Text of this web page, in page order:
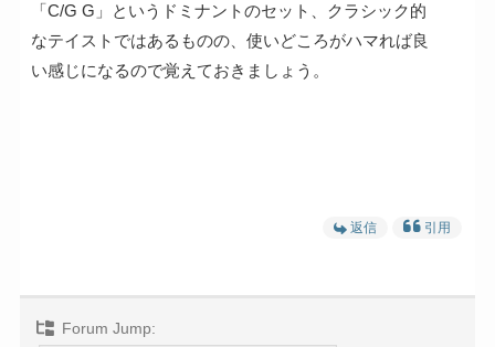
「C/G G」というドミナントのセット、クラシック的
なテイストではあるものの、使いどころがハマれば良
い感じになるので覚えておきましょう。
返信 引用
Forum Jump: